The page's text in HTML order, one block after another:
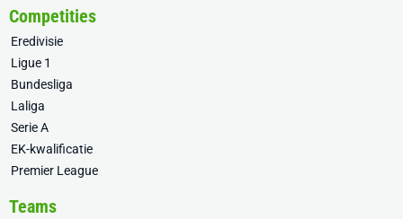
Competities
Eredivisie
Ligue 1
Bundesliga
Laliga
Serie A
EK-kwalificatie
Premier League
Teams